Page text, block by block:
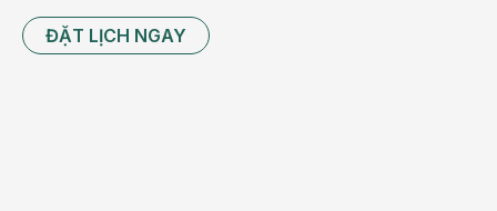
Vấn đề tim mạch và huyết áp
Khi gặp vấn đề này, bạn buồn nôn hầu như cả ngày,
ĐẶT LỊCH NGAY